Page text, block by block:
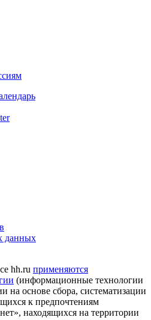
данных
hh.ru применяются
(информационные технологии
на основе сбора, систематизации
к предпочтениям
находящихся на территории